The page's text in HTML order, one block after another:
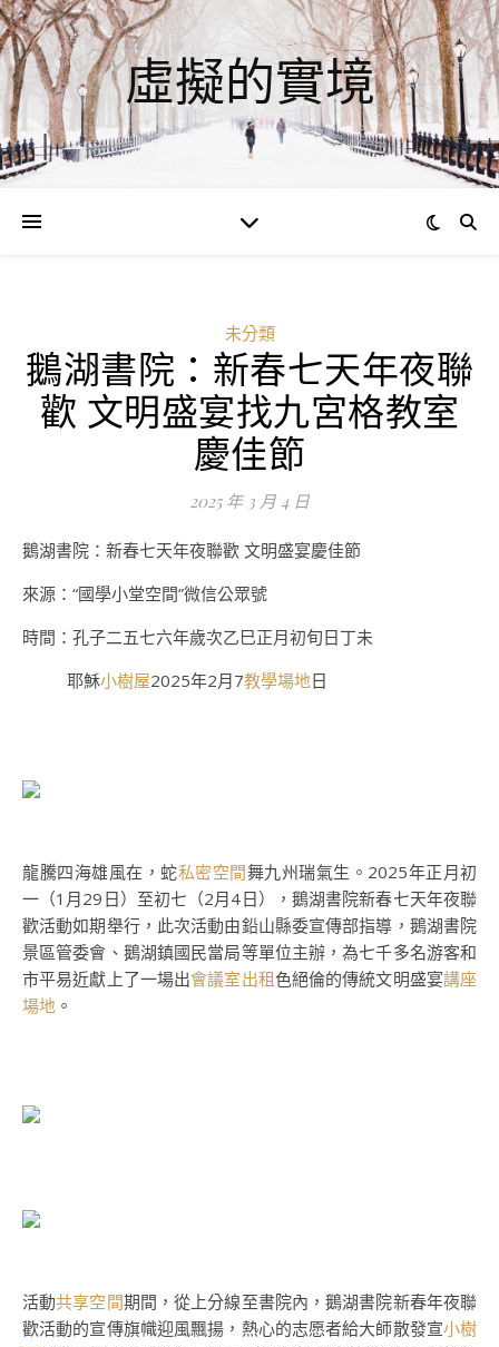
虛擬的實境
未分類
鵝湖書院：新春七天年夜聯
歡 文明盛宴找九宮格教室
慶佳節
2025 年 3 月 4 日
鵝湖書院：新春七天年夜聯歡 文明盛宴慶佳節
來源：“國學小堂空間”微信公眾號
時間：孔子二五七六年歲次乙巳正月初旬日丁未
耶穌小樹屋2025年2月7教學場地日
龍騰四海雄風在，蛇私密空間舞九州瑞氣生。2025年正月初
一（1月29日）至初七（2月4日），鵝湖書院新春七天年夜聯
歡活動如期舉行，此次活動由鉛山縣委宣傳部指導，鵝湖書院
景區管委會、鵝湖鎮國民當局等單位主辦，為七千多名游客和
市平易近獻上了一場出會議室出租色絕倫的傳統文明盛宴講座
場地 。
活動共享空間期間，從上分線至書院內，鵝湖書院新春年夜聯
歡活動的宣傳旗幟迎風飄揚，熱心的志愿者給大師散發宣小樹